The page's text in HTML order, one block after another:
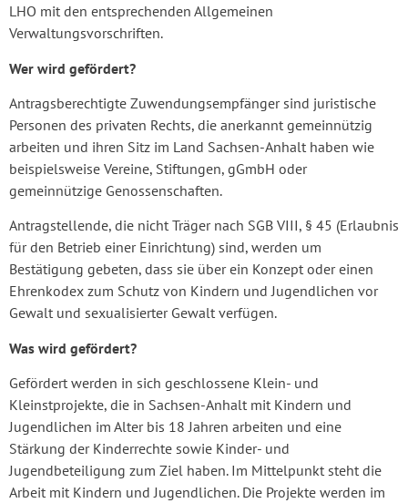
LHO mit den entsprechenden Allgemeinen
Verwaltungsvorschriften.
Wer wird gefördert?
Antragsberechtigte Zuwendungsempfänger sind juristische
Personen des privaten Rechts, die anerkannt gemeinnützig
arbeiten und ihren Sitz im Land Sachsen-Anhalt haben wie
beispielsweise Vereine, Stiftungen, gGmbH oder
gemeinnützige Genossenschaften.
Antragstellende, die nicht Träger nach SGB VIII, § 45 (Erlaubnis
für den Betrieb einer Einrichtung) sind, werden um
Bestätigung gebeten, dass sie über ein Konzept oder einen
Ehrenkodex zum Schutz von Kindern und Jugendlichen vor
Gewalt und sexualisierter Gewalt verfügen.
Was wird gefördert?
Gefördert werden in sich geschlossene Klein- und
Kleinstprojekte, die in Sachsen-Anhalt mit Kindern und
Jugendlichen im Alter bis 18 Jahren arbeiten und eine
Stärkung der Kinderrechte sowie Kinder- und
Jugendbeteiligung zum Ziel haben. Im Mittelpunkt steht die
Arbeit mit Kindern und Jugendlichen. Die Projekte werden im